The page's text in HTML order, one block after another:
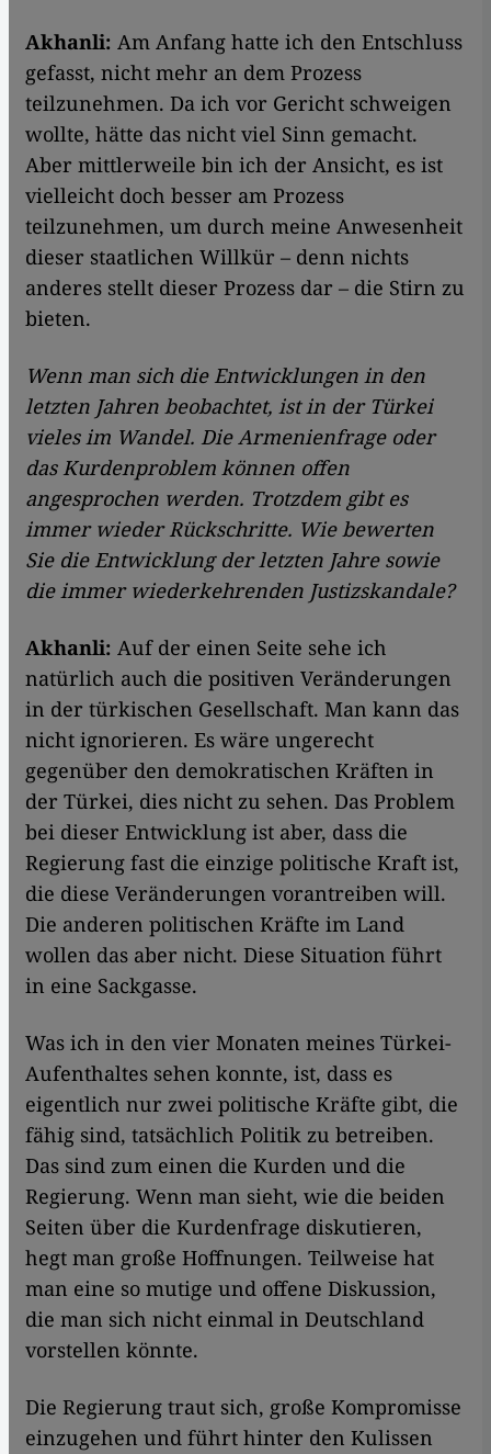
Akhanli: Am Anfang hatte ich den Entschluss
gefasst, nicht mehr an dem Prozess
teilzunehmen. Da ich vor Gericht schweigen
wollte, hätte das nicht viel Sinn gemacht.
Aber mittlerweile bin ich der Ansicht, es ist
vielleicht doch besser am Prozess
teilzunehmen, um durch meine Anwesenheit
dieser staatlichen Willkür – denn nichts
anderes stellt dieser Prozess dar – die Stirn zu
bieten.
Wenn man sich die Entwicklungen in den
letzten Jahren beobachtet, ist in der Türkei
vieles im Wandel. Die Armenienfrage oder
das Kurdenproblem können offen
angesprochen werden. Trotzdem gibt es
immer wieder Rückschritte. Wie bewerten
Sie die Entwicklung der letzten Jahre sowie
die immer wiederkehrenden Justizskandale?
Akhanli: Auf der einen Seite sehe ich
natürlich auch die positiven Veränderungen
in der türkischen Gesellschaft. Man kann das
nicht ignorieren. Es wäre ungerecht
gegenüber den demokratischen Kräften in
der Türkei, dies nicht zu sehen. Das Problem
bei dieser Entwicklung ist aber, dass die
Regierung fast die einzige politische Kraft ist,
die diese Veränderungen vorantreiben will.
Die anderen politischen Kräfte im Land
wollen das aber nicht. Diese Situation führt
in eine Sackgasse.
Was ich in den vier Monaten meines Türkei-
Aufenthaltes sehen konnte, ist, dass es
eigentlich nur zwei politische Kräfte gibt, die
fähig sind, tatsächlich Politik zu betreiben.
Das sind zum einen die Kurden und die
Regierung. Wenn man sieht, wie die beiden
Seiten über die Kurdenfrage diskutieren,
hegt man große Hoffnungen. Teilweise hat
man eine so mutige und offene Diskussion,
die man sich nicht einmal in Deutschland
vorstellen könnte.
Die Regierung traut sich, große Kompromisse
einzugehen und führt hinter den Kulissen